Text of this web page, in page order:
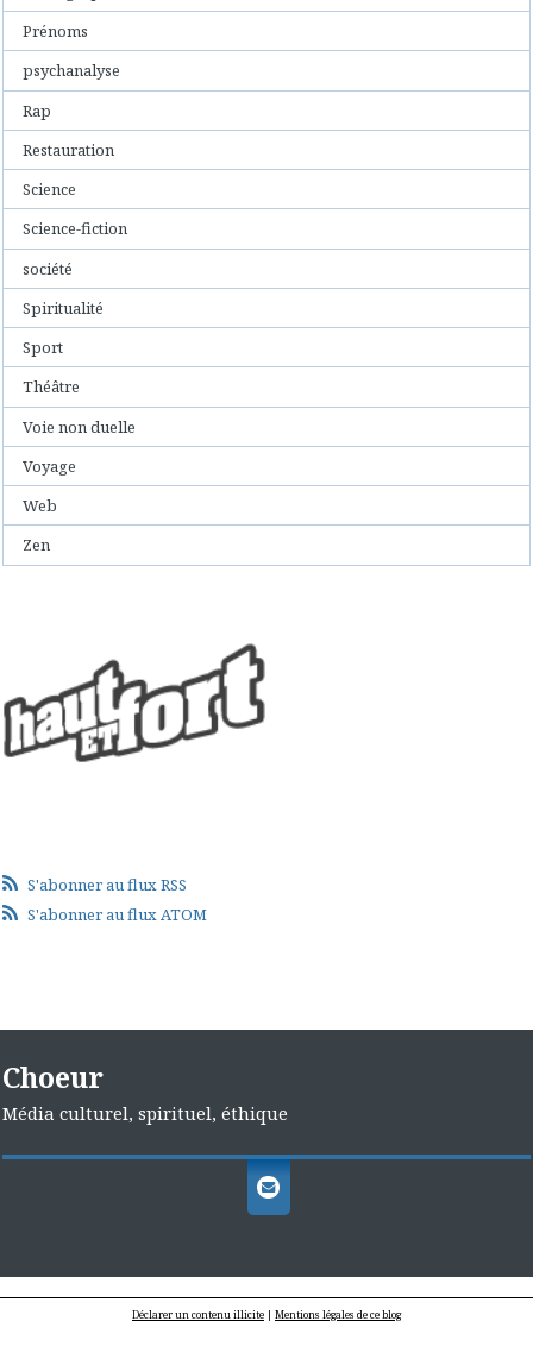
Prénoms
psychanalyse
Rap
Restauration
Science
Science-fiction
société
Spiritualité
Sport
Théâtre
Voie non duelle
Voyage
Web
Zen
S'abonner au flux RSS
S'abonner au flux ATOM
Choeur
Média culturel, spirituel, éthique
Déclarer un contenu illicite | Mentions légales de ce blog